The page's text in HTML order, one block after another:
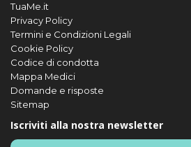
TuaMe.it
Privacy Policy
Termini e Condizioni Legali
Cookie Policy
Codice di condotta
Mappa Medici
Domande e risposte
Sitemap
Iscriviti alla nostra newsletter